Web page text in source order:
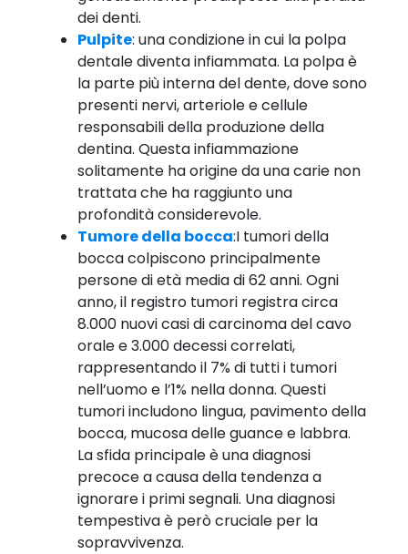
dei denti.
Pulpite: una condizione in cui la polpa
dentale diventa infiammata. La polpa è
la parte più interna del dente, dove sono
presenti nervi, arteriole e cellule
responsabili della produzione della
dentina. Questa infiammazione
solitamente ha origine da una carie non
trattata che ha raggiunto una
profondità considerevole.
Tumore della bocca:I tumori della
bocca colpiscono principalmente
persone di età media di 62 anni. Ogni
anno, il registro tumori registra circa
8.000 nuovi casi di carcinoma del cavo
orale e 3.000 decessi correlati,
rappresentando il 7% di tutti i tumori
nell’uomo e l’1% nella donna. Questi
tumori includono lingua, pavimento della
bocca, mucosa delle guance e labbra.
La sfida principale è una diagnosi
precoce a causa della tendenza a
ignorare i primi segnali. Una diagnosi
tempestiva è però cruciale per la
sopravvivenza.